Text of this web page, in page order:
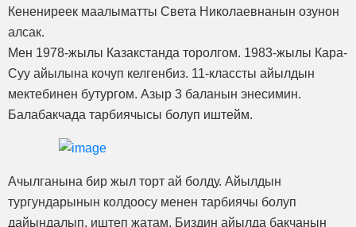
Кенениреек маалыматты Света Николаевнанын озунон
алсак.
Мен 1978-жылы Казакстанда торолгом. 1983-жылы Кара-
Суу айылына кочуп келгенбиз. 11-классты айылдын
мектебинен бутургом. Азыр 3 баланын энесимин.
Балабакчада тарбиячысы болуп иштейм.
Ачылганына бир жыл торт ай болду. Айылдын
тургундарынын колдоосу менен тарбиячы болуп
дайындалып, иштеп жатам. Биздин айылда бакчанын